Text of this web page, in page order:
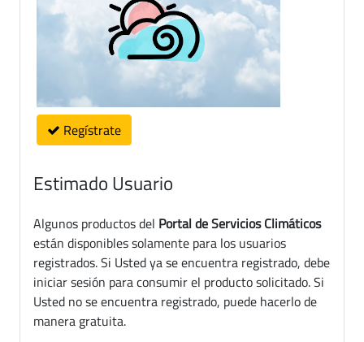
Regístrate
Estimado Usuario
Algunos productos del Portal de Servicios Climáticos
están disponibles solamente para los usuarios
registrados. Si Usted ya se encuentra registrado, debe
iniciar sesión para consumir el producto solicitado. Si
Usted no se encuentra registrado, puede hacerlo de
manera gratuita.